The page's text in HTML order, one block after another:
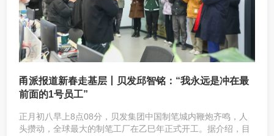
甬派报道新春走基层丨贝发邱智铭：“我永远是冲在最
前面的1号员工”
正月初八早上8点08分，贝发集团中国制笔城内鞭炮齐鸣，人
头攒动，全球最大的制笔工厂在乙巳年正式开工。据介绍，目